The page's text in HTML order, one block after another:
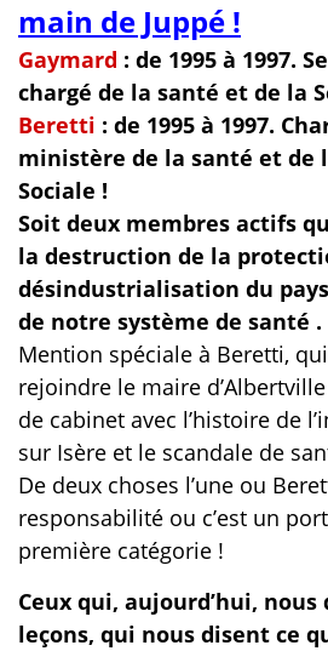
main de Juppé !
Gaymard : de 1995 à 1997.
chargé de la santé et de la
Beretti : de 1995 à 1997.
ministère de la santé et de
Sociale !
Soit deux membres actifs
la destruction de la
désindustrialisation du
de notre système de santé .
Mention spéciale à Beretti,
rejoindre le maire
de cabinet avec l’histoire de
sur Isère et le scandale de
De deux choses l’une ou
responsabilité ou c’est un
première catégorie !
Ceux qui, aujourd’hui,
leçons, qui nous disent ce